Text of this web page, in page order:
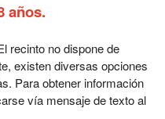
años.
recinto no dispone de
existen diversas opciones
Para obtener información
vía mensaje de texto al